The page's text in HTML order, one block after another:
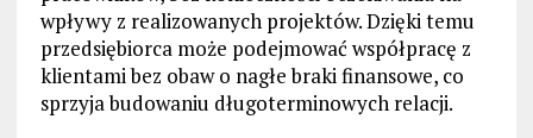
wpływy z realizowanych projektów. Dzięki temu
przedsiębiorca może podejmować współpracę z
klientami bez obaw o nagłe braki finansowe, co
sprzyja budowaniu długoterminowych relacji.